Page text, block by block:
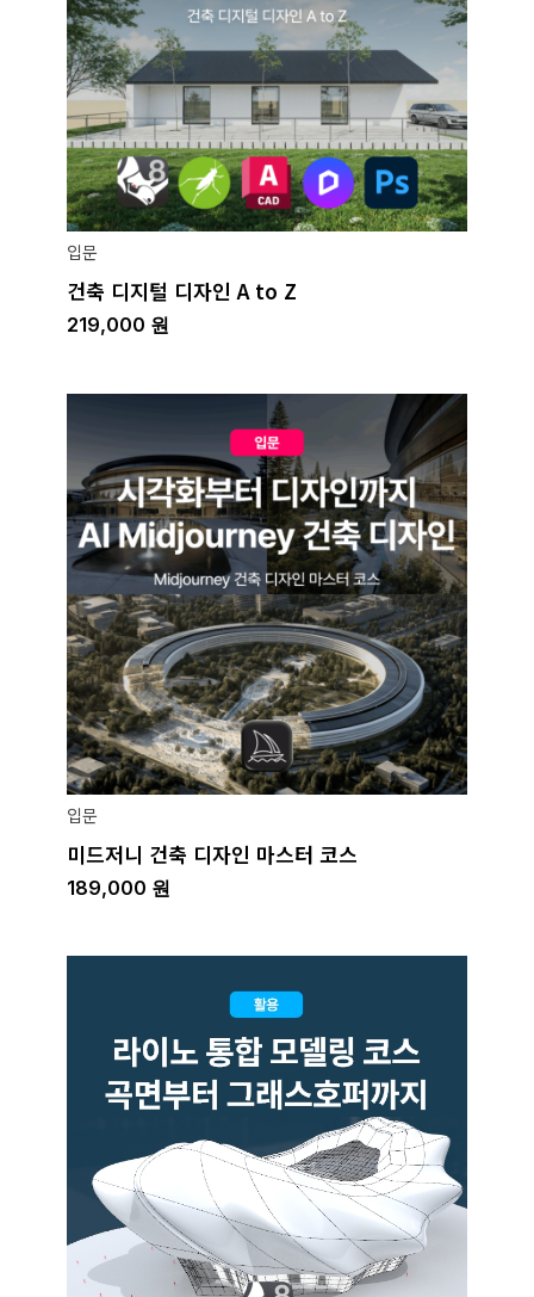
입문
건축 디지털 디자인 A to Z
219,000 원
입문
미드저니 건축 디자인 마스터 코스
189,000 원